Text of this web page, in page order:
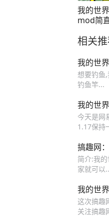
我的世
mod简
相关
我的世
想要钓鱼
钓鱼竿...
我的世
今天是网
1.17保持
搞趣网
简介:我
家就可以
我的世
这次搞趣
关注搞趣